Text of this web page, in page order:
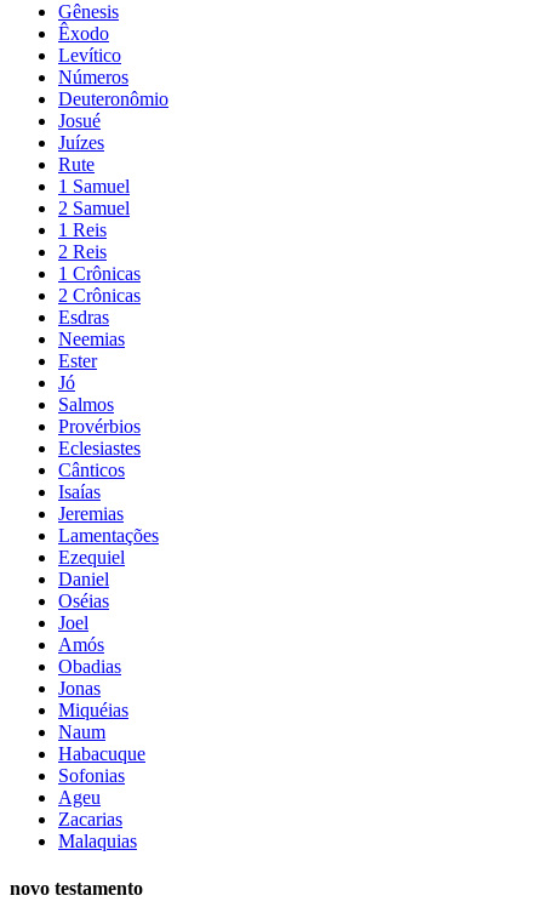
Gênesis
Êxodo
Levítico
Números
Deuteronômio
Josué
Juízes
Rute
1 Samuel
2 Samuel
1 Reis
2 Reis
1 Crônicas
2 Crônicas
Esdras
Neemias
Ester
Jó
Salmos
Provérbios
Eclesiastes
Cânticos
Isaías
Jeremias
Lamentações
Ezequiel
Daniel
Oséias
Joel
Amós
Obadias
Jonas
Miquéias
Naum
Habacuque
Sofonias
Ageu
Zacarias
Malaquias
novo testamento